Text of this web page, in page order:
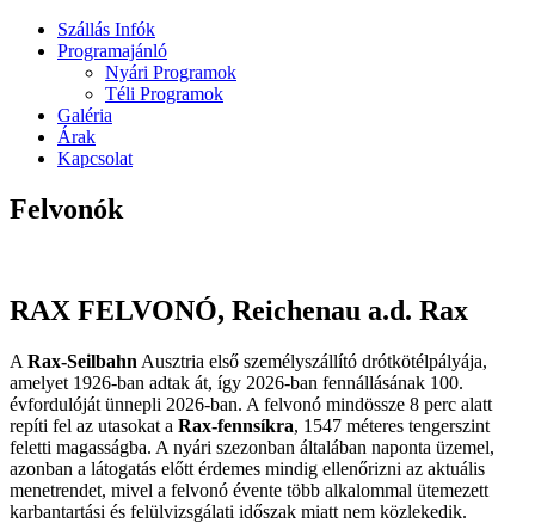
Szállás Infók
Programajánló
Nyári Programok
Téli Programok
Galéria
Árak
Kapcsolat
Felvonók
RAX FELVONÓ, Reichenau a.d. Rax
A Rax-Seilbahn Ausztria első személyszállító drótkötélpályája,
amelyet 1926-ban adtak át, így 2026-ban fennállásának 100.
évfordulóját ünnepli 2026-ban. A felvonó mindössze 8 perc alatt
repíti fel az utasokat a Rax-fennsíkra, 1547 méteres tengerszint
feletti magasságba. A nyári szezonban általában naponta üzemel,
azonban a látogatás előtt érdemes mindig ellenőrizni az aktuális
menetrendet, mivel a felvonó évente több alkalommal ütemezett
karbantartási és felülvizsgálati időszak miatt nem közlekedik.